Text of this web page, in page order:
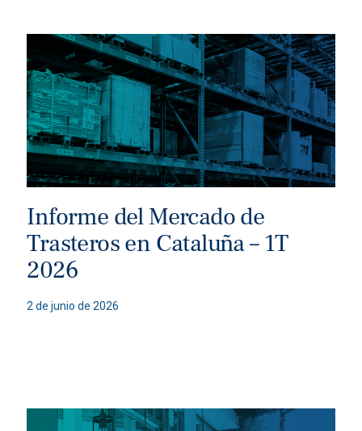
Informe del Mercado de
Trasteros en Cataluña – 1T
2026
2 de junio de 2026